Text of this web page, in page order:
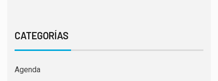
CATEGORÍAS
Agenda